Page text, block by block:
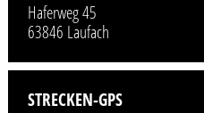
Haferweg 45
63846 Laufach
STRECKEN-GPS